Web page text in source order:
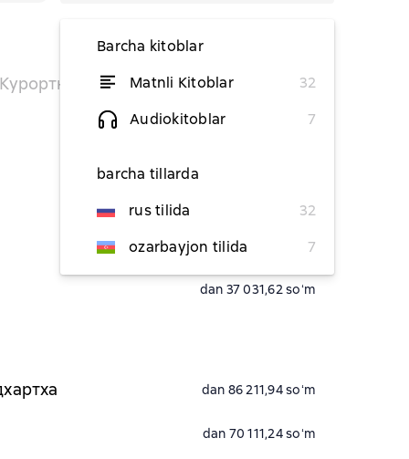
Barcha kitoblar
Matnli Kitoblar
32
Audiokitoblar
7
barcha tillarda
rus tilida
32
ozarbayjon tilida
7
Поездка vaqtinchalik mavjud emas
dan 37 031,62 soʻm
dan 37 031,62 soʻm
dan 37 031,62 soʻm
dan 86 211,94 soʻm
dan 70 111,24 soʻm